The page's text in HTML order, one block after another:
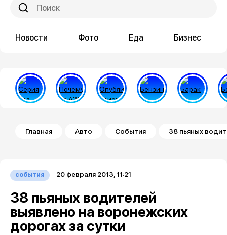
Новости Фото Еда Бизнес
Строка навигации
Главная Авто События 38 пьяных
события 20 февраля 2013, 11:21
38 пьяных водителей
выявлено на воронежских
дорогах за сутки